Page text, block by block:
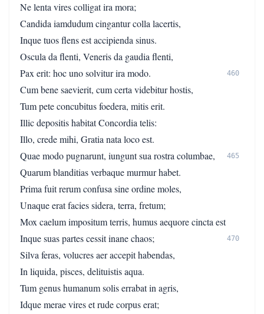
Ne lenta vires colligat ira mora;
Candida iamdudum cingantur colla lacertis,
Inque tuos flens est accipienda sinus.
Oscula da flenti, Veneris da gaudia flenti,
Pax erit: hoc uno solvitur ira modo.
460
Cum bene saevierit, cum certa videbitur hostis,
Tum pete concubitus foedera, mitis erit.
Illic depositis habitat Concordia telis:
Illo, crede mihi, Gratia nata loco est.
Quae modo pugnarunt, iungunt sua rostra columbae,
465
Quarum blanditias verbaque murmur habet.
Prima fuit rerum confusa sine ordine moles,
Unaque erat facies sidera, terra, fretum;
Mox caelum impositum terris, humus aequore cincta est
Inque suas partes cessit inane chaos;
470
Silva feras, volucres aer accepit habendas,
In liquida, pisces, delituistis aqua.
Tum genus humanum solis errabat in agris,
Idque merae vires et rude corpus erat;